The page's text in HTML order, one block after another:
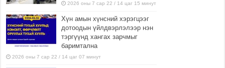
2026 оны 7 сар 22 / 14 цаг 15 минут
Хүн амын хүнсний хэрэгцээг
дотоодын үйлдвэрлэлээр нэн
тэргүүнд хангах зарчмыг
баримтална
2026 оны 7 сар 22 / 14 цаг 07 минут